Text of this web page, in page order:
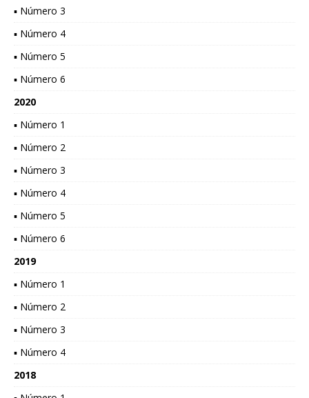
▪ Número 3
▪ Número 4
▪ Número 5
▪ Número 6
2020
▪ Número 1
▪ Número 2
▪ Número 3
▪ Número 4
▪ Número 5
▪ Número 6
2019
▪ Número 1
▪ Número 2
▪ Número 3
▪ Número 4
2018